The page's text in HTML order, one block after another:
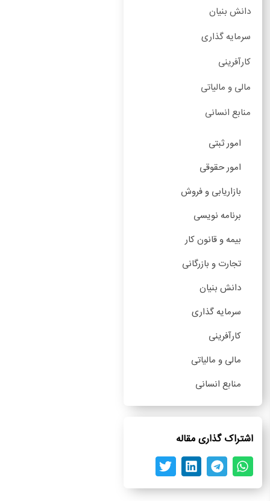
دانش بنیان
سرمایه گذاری
کارآفرینی
مالی و مالیاتی
منابع انسانی
امور ثبتی
امور حقوقی
بازاریابی و فروش
برنامه نویسی
بیمه و قانون کار
تجارت و بازرگانی
دانش بنیان
سرمایه گذاری
کارآفرینی
مالی و مالیاتی
منابع انسانی
اشتراک گذاری مقاله